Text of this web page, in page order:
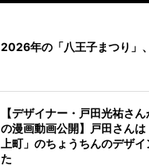
2026年の「八王子まつり」
【デザイナー・戸田光祐さ
の漫画動画公開】戸田さん
上町」のちょうちんのデザ
た